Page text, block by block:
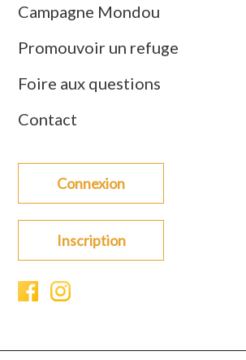
Campagne Mondou
Promouvoir un refuge
Foire aux questions
Contact
Connexion
Inscription